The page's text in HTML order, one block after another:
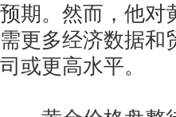
预期。然而，他对
需更多经济数据和
司或更高水平。